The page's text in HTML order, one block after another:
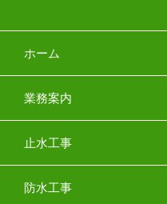
ホーム
業務案内
止水工事
防水工事